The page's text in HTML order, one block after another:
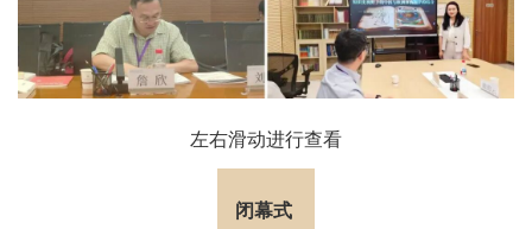
左右滑动进行查看
闭幕式